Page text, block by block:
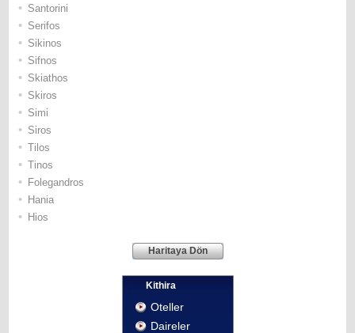
• Santorini
• Serifos
• Sikinos
• Sifnos
• Skiathos
• Skiros
• Simi
• Siros
• Tilos
• Τinos
• Folegandros
• Hania
• Hios
Haritaya Dön
Κithira
Oteller
Daireler